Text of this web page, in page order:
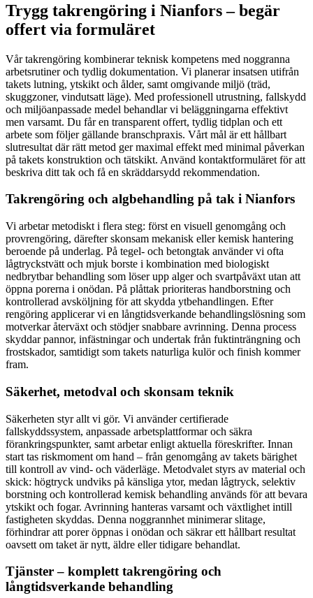
Trygg takrengöring i Nianfors – begär
offert via formuläret
Vår takrengöring kombinerar teknisk kompetens med noggranna
arbetsrutiner och tydlig dokumentation. Vi planerar insatsen utifrån
takets lutning, ytskikt och ålder, samt omgivande miljö (träd,
skuggzoner, vindutsatt läge). Med professionell utrustning, fallskydd
och miljöanpassade medel behandlar vi beläggningarna effektivt
men varsamt. Du får en transparent offert, tydlig tidplan och ett
arbete som följer gällande branschpraxis. Vårt mål är ett hållbart
slutresultat där rätt metod ger maximal effekt med minimal påverkan
på takets konstruktion och tätskikt. Använd kontaktformuläret för att
beskriva ditt tak och få en skräddarsydd rekommendation.
Takrengöring och algbehandling på tak i Nianfors
Vi arbetar metodiskt i flera steg: först en visuell genomgång och
provrengöring, därefter skonsam mekanisk eller kemisk hantering
beroende på underlag. På tegel- och betongtak använder vi ofta
lågtryckstvätt och mjuk borste i kombination med biologiskt
nedbrytbar behandling som löser upp alger och svartpåväxt utan att
öppna porerna i onödan. På plåttak prioriteras handborstning och
kontrollerad avsköljning för att skydda ytbehandlingen. Efter
rengöring applicerar vi en långtidsverkande behandlingslösning som
motverkar återväxt och stödjer snabbare avrinning. Denna process
skyddar pannor, infästningar och undertak från fuktinträngning och
frostskador, samtidigt som takets naturliga kulör och finish kommer
fram.
Säkerhet, metodval och skonsam teknik
Säkerheten styr allt vi gör. Vi använder certifierade
fallskyddssystem, anpassade arbetsplattformar och säkra
förankringspunkter, samt arbetar enligt aktuella föreskrifter. Innan
start tas riskmoment om hand – från genomgång av takets bärighet
till kontroll av vind- och väderläge. Metodvalet styrs av material och
skick: högtryck undviks på känsliga ytor, medan lågtryck, selektiv
borstning och kontrollerad kemisk behandling används för att bevara
ytskikt och fogar. Avrinning hanteras varsamt och växtlighet intill
fastigheten skyddas. Denna noggrannhet minimerar slitage,
förhindrar att porer öppnas i onödan och säkrar ett hållbart resultat
oavsett om taket är nytt, äldre eller tidigare behandlat.
Tjänster – komplett takrengöring och
långtidsverkande behandling